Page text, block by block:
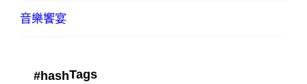
音樂饗宴
#hashTags